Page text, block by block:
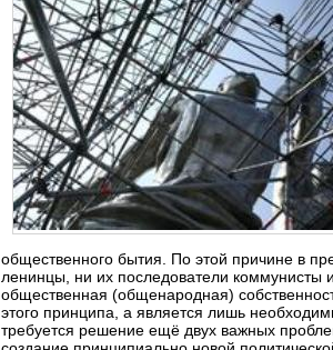
общественного бытия. По этой причине в
ленинцы, ни их последователи коммунисты
общественная (общенародная)
этого принципа, а является лишь
требуется решение ещё двух важных